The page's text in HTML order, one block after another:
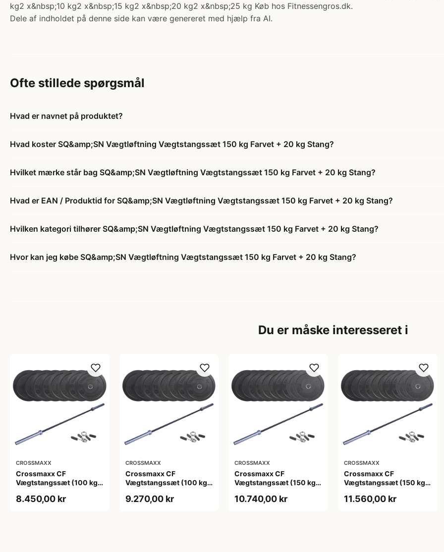
kg2 x&nbsp;10 kg2 x&nbsp;15 kg2 x&nbsp;20 kg2 x&nbsp;25 kg Køb hos Fitnessengros.dk.
Dele af indholdet på denne side kan være genereret med hjælp fra AI.
Ofte stillede spørgsmål
Hvad er navnet på produktet?
Hvad koster SQ&amp;SN Vægtløftning Vægtstangssæt 150 kg Farvet + 20 kg Stang?
Hvilket mærke står bag SQ&amp;SN Vægtløftning Vægtstangssæt 150 kg Farvet + 20 kg Stang?
Hvad er EAN / Produktid for SQ&amp;SN Vægtløftning Vægtstangssæt 150 kg Farvet + 20 kg Stang?
Hvilken kategori tilhører SQ&amp;SN Vægtløftning Vægtstangssæt 150 kg Farvet + 20 kg Stang?
Hvor kan jeg købe SQ&amp;SN Vægtløftning Vægtstangssæt 150 kg Farvet + 20 kg Stang?
Du er måske interesseret i
CROSSMAXX
Crossmaxx CF
Vægtstangssæt (100 kg
vægtstang). Perfekt til
8.450,00 kr
CROSSMAXX
Crossmaxx CF
Vægtstangssæt (100 kg
vægtstang). Perfekt til
9.270,00 kr
CROSSMAXX
Crossmaxx CF
Vægtstangssæt (150 kg
vægtstang). Perfekt til
10.740,00 kr
CROSSMAXX
Crossmaxx CF
Vægtstangssæt (150 kg
vægtstang). Perfekt til
11.560,00 kr